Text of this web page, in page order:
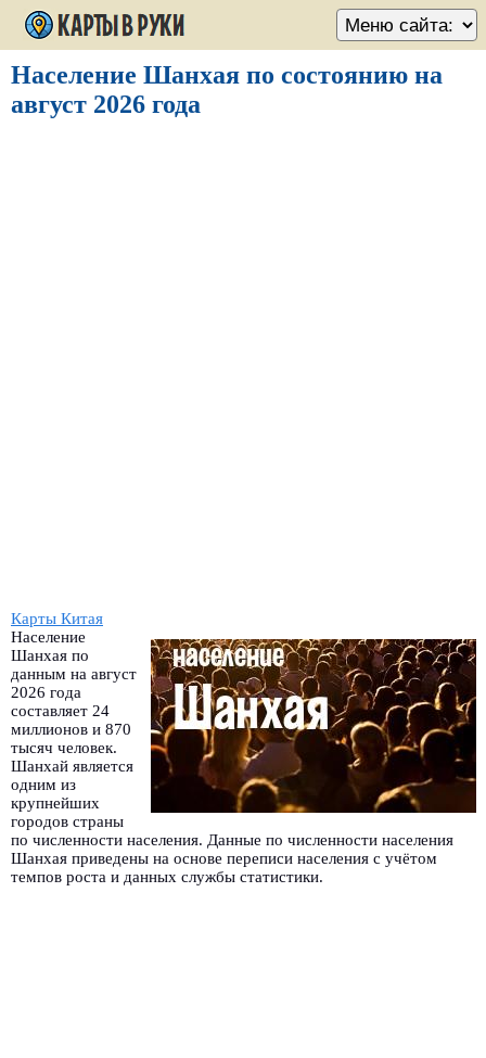
Население Шанхая по состоянию на
август 2026 года
Карты Китая
Население
Шанхая по
данным на август
2026 года
составляет 24
миллионов и 870
тысяч человек.
Шанхай является
одним из
крупнейших
городов страны
по численности населения. Данные по численности населения
Шанхая приведены на основе переписи населения с учётом
темпов роста и данных службы статистики.